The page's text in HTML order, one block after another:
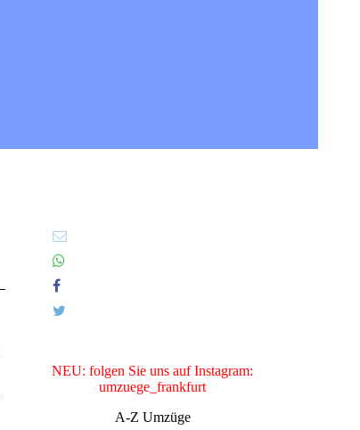
NEU: folgen Sie uns auf Instagram:
umzuege_frankfurt
A-Z Umzüge